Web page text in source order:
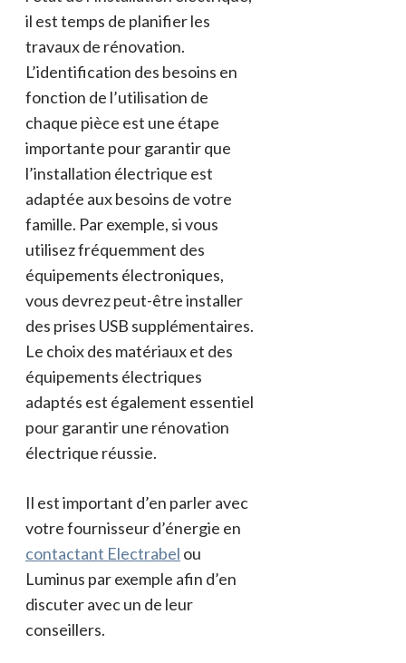
il est temps de planifier les
travaux de rénovation.
L’identification des besoins en
fonction de l’utilisation de
chaque pièce est une étape
importante pour garantir que
l’installation électrique est
adaptée aux besoins de votre
famille. Par exemple, si vous
utilisez fréquemment des
équipements électroniques,
vous devrez peut-être installer
des prises USB supplémentaires.
Le choix des matériaux et des
équipements électriques
adaptés est également essentiel
pour garantir une rénovation
électrique réussie.
Il est important d’en parler avec
votre fournisseur d’énergie en
contactant Electrabel ou
Luminus par exemple afin d’en
discuter avec un de leur
conseillers.